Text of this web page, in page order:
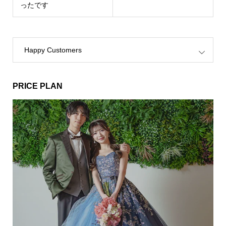
ったです
Happy Customers
PRICE PLAN